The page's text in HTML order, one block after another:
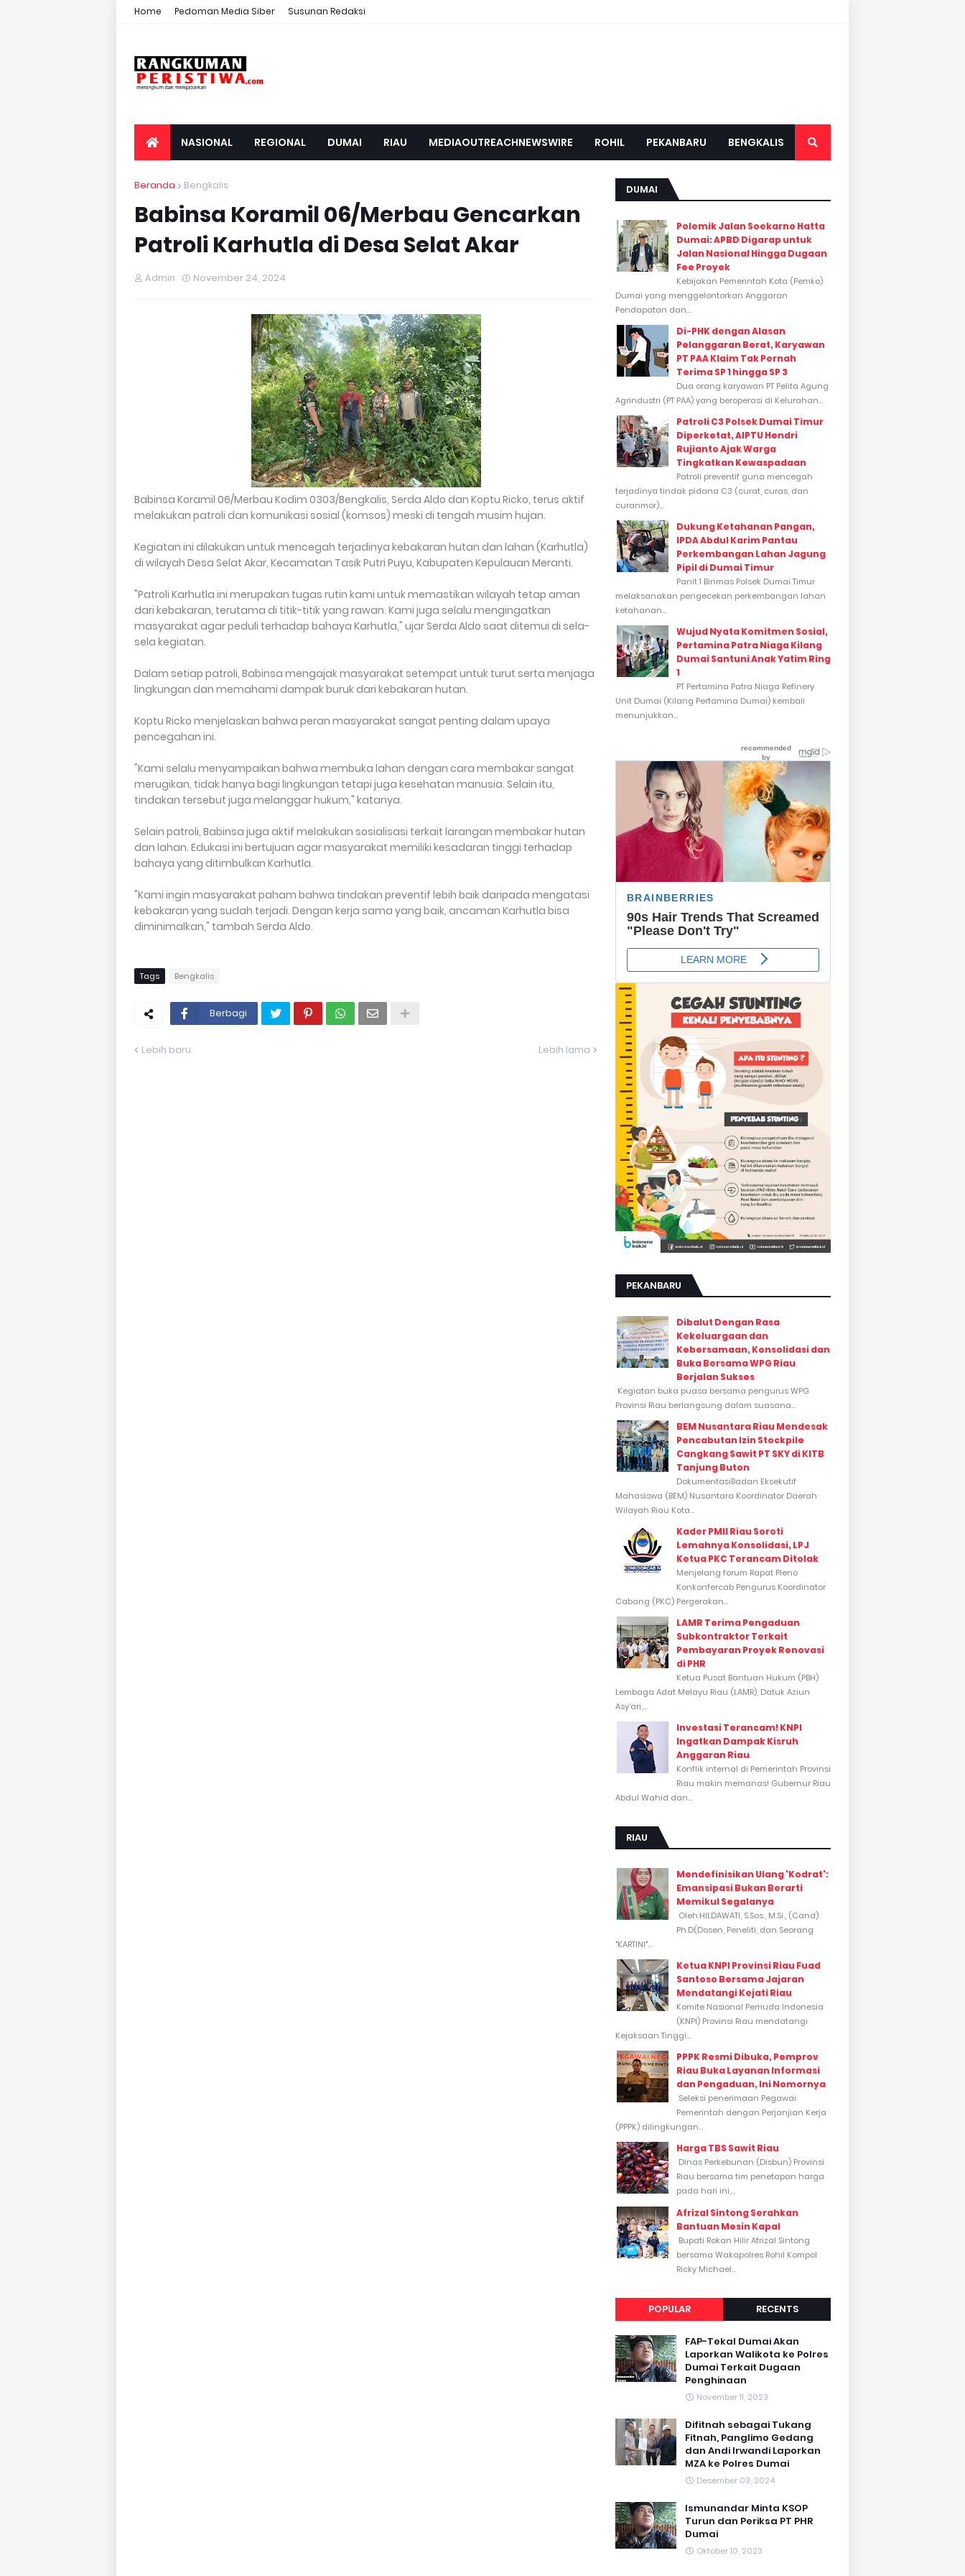
Home Pedoman Media Siber Susunan Redaksi
NASIONAL REGIONAL DUMAI RIAU MEDIAOUTREACHNEWSWIRE ROHIL PEKANBARU BENGKALIS
Beranda Bengkalis
Babinsa Koramil 06/Merbau Gencarkan
Patroli Karhutla di Desa Selat Akar
Admin November 24, 2024
Babinsa Koramil 06/Merbau Kodim 0303/Bengkalis, Serda Aldo dan Koptu Ricko, terus aktif
melakukan patroli dan komunikasi sosial (komsos) meski di tengah musim hujan.
Kegiatan ini dilakukan untuk mencegah terjadinya kebakaran hutan dan lahan (Karhutla)
di wilayah Desa Selat Akar, Kecamatan Tasik Putri Puyu, Kabupaten Kepulauan Meranti.
"Patroli Karhutla ini merupakan tugas rutin kami untuk memastikan wilayah tetap aman
dari kebakaran, terutama di titik-titik yang rawan. Kami juga selalu mengingatkan
masyarakat agar peduli terhadap bahaya Karhutla," ujar Serda Aldo saat ditemui di sela-
sela kegiatan.
Dalam setiap patroli, Babinsa mengajak masyarakat setempat untuk turut serta menjaga
lingkungan dan memahami dampak buruk dari kebakaran hutan.
Koptu Ricko menjelaskan bahwa peran masyarakat sangat penting dalam upaya
pencegahan ini.
"Kami selalu menyampaikan bahwa membuka lahan dengan cara membakar sangat
merugikan, tidak hanya bagi lingkungan tetapi juga kesehatan manusia. Selain itu,
tindakan tersebut juga melanggar hukum," katanya.
Selain patroli, Babinsa juga aktif melakukan sosialisasi terkait larangan membakar hutan
dan lahan. Edukasi ini bertujuan agar masyarakat memiliki kesadaran tinggi terhadap
bahaya yang ditimbulkan Karhutla.
"Kami ingin masyarakat paham bahwa tindakan preventif lebih baik daripada mengatasi
kebakaran yang sudah terjadi. Dengan kerja sama yang baik, ancaman Karhutla bisa
diminimalkan," tambah Serda Aldo.
Tags Bengkalis
Berbagi
Lebih baru Lebih lama
DUMAI
Polemik Jalan Soekarno Hatta
Dumai: APBD Digarap untuk
Jalan Nasional Hingga Dugaan
Fee Proyek
Kebijakan Pemerintah Kota (Pemko)
Dumai yang menggelontorkan Anggaran
Pendapatan dan...
Di-PHK dengan Alasan
Pelanggaran Berat, Karyawan
PT PAA Klaim Tak Pernah
Terima SP 1 hingga SP 3
Dua orang karyawan PT Pelita Agung
Agrindustri (PT PAA) yang beroperasi di Kelurahan...
Patroli C3 Polsek Dumai Timur
Diperketat, AIPTU Hendri
Rujianto Ajak Warga
Tingkatkan Kewaspadaan
Patroli preventif guna mencegah
terjadinya tindak pidana C3 (curat, curas, dan
curanmor)...
Dukung Ketahanan Pangan,
IPDA Abdul Karim Pantau
Perkembangan Lahan Jagung
Pipil di Dumai Timur
Panit 1 Binmas Polsek Dumai Timur
melaksanakan pengecekan perkembangan lahan
ketahanan...
Wujud Nyata Komitmen Sosial,
Pertamina Patra Niaga Kilang
Dumai Santuni Anak Yatim Ring
1
PT Pertamina Patra Niaga Refinery
Unit Dumai (Kilang Pertamina Dumai) kembali
menunjukkan...
PEKANBARU
Dibalut Dengan Rasa
Kekeluargaan dan
Kebersamaan, Konsolidasi dan
Buka Bersama WPG Riau
Berjalan Sukses
Kegiatan buka puasa bersama pengurus WPG
Provinsi Riau berlangsung dalam suasana...
BEM Nusantara Riau Mendesak
Pencabutan Izin Stockpile
Cangkang Sawit PT SKY di KITB
Tanjung Buton
DokumentasiBadan Eksekutif
Mahasiswa (BEM) Nusantara Koordinator Daerah
Wilayah Riau Kota...
Kader PMII Riau Soroti
Lemahnya Konsolidasi, LPJ
Ketua PKC Terancam Ditolak
Menjelang forum Rapat Pleno
Konkonfercab Pengurus Koordinator
Cabang (PKC) Pergerakan...
LAMR Terima Pengaduan
Subkontraktor Terkait
Pembayaran Proyek Renovasi
di PHR
Ketua Pusat Bantuan Hukum (PBH)
Lembaga Adat Melayu Riau (LAMR), Datuk Aziun
Asy’ari,...
Investasi Terancam! KNPI
Ingatkan Dampak Kisruh
Anggaran Riau
Konflik internal di Pemerintah Provinsi
Riau makin memanas! Gubernur Riau
Abdul Wahid dan...
RIAU
Mendefinisikan Ulang 'Kodrat':
Emansipasi Bukan Berarti
Memikul Segalanya
Oleh:HILDAWATI, S.Sos., M.Si., (Cand)
Ph.D(Dosen, Peneliti, dan Seorang
"KARTINI"...
Ketua KNPI Provinsi Riau Fuad
Santoso Bersama Jajaran
Mendatangi Kejati Riau
Komite Nasional Pemuda Indonesia
(KNPI) Provinsi Riau mendatangi
Kejaksaan Tinggi...
PPPK Resmi Dibuka, Pemprov
Riau Buka Layanan Informasi
dan Pengaduan, Ini Nomornya
Seleksi penerimaan Pegawai
Pemerintah dengan Perjanjian Kerja
(PPPK) dilingkungan...
Harga TBS Sawit Riau
Dinas Perkebunan (Disbun) Provinsi
Riau bersama tim penetapan harga
pada hari ini,...
Afrizal Sintong Serahkan
Bantuan Mesin Kapal
Bupati Rokan Hilir Afrizal Sintong
bersama Wakapolres Rohil Kompol
Ricky Michael...
POPULAR RECENTS
FAP-Tekal Dumai Akan
Laporkan Walikota ke Polres
Dumai Terkait Dugaan
Penghinaan
November 11, 2023
Difitnah sebagai Tukang
Fitnah, Panglimo Gedang
dan Andi Irwandi Laporkan
MZA ke Polres Dumai
Desember 03, 2024
Ismunandar Minta KSOP
Turun dan Periksa PT PHR
Dumai
Oktober 10, 2023